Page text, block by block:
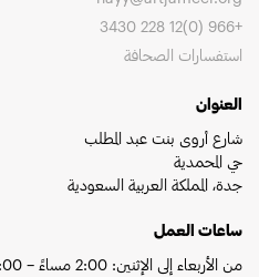
+966 (0)12 228 3430
استفسارات الصحافة
العنوان
شارع أروى بنت عبد المطلب
حي المحمدية
جدة، المملكة العربية السعودية
ساعات العمل
من الأربعاء إلى الإثنين: 2:00 مساءً – 10:00 مساءً